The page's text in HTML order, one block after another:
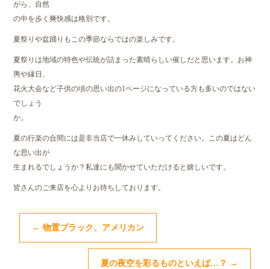
がら、自然
の中を歩く爽快感は格別です。
夏祭りや盆踊りもこの季節ならではの楽しみです。
夏祭りは地域の特色や伝統が詰まった素晴らしい催しだと思います。お神
輿や縁日、
花火大会など子供の頃の思い出の1ページになっている方も多いのではない
でしょう
か。
夏の行楽の合間には是非当店で一休みしていってください。この夏はどん
な思い出が
生まれるでしょうか？私達にも聞かせていただけると嬉しいです。
皆さんのご来店を心よりお待ちしております。
← 物置ブラック、アメリカン
夏の夜空を彩るものといえば…？ →